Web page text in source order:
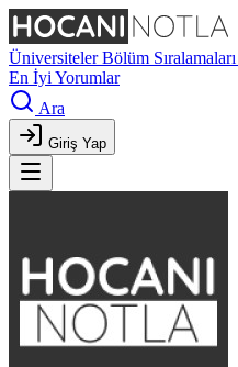
ÜniversitelerBölüm Sıralamaları
En İyi Yorumlar
Ara
Giriş Yap